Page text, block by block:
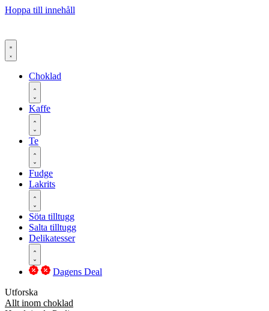
Hoppa till innehåll
Choklad
Kaffe
Te
Fudge
Lakrits
Söta tilltugg
Salta tilltugg
Delikatesser
Dagens Deal
Utforska
Allt inom choklad